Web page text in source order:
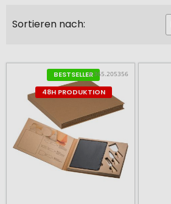
Sortieren nach:
BESTSELLER
48H PRODUKTION
# 365.205356